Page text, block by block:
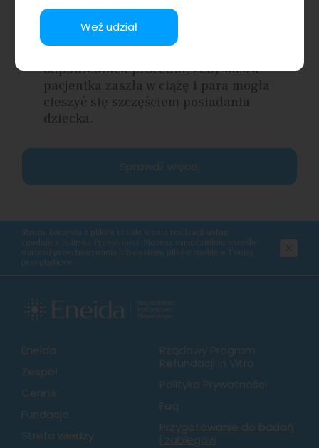
Idea kliniki
odpowiednich procedur, żeby nasza
pacjentka zaszła w ciążę i para mogła
cieszyć się szczęściem posiadania
dziecka.
Sprawdź więcej
Strona korzysta z plików cookie w celu realizacji usług
zgodnie z Polityką Prywatności . Możesz samodzielnie określić
warunki przechowywania lub dostępu plików cookie w Twojej
przeglądarce.
Eneida
Zespół
Cennik
Fundacja
Strefa wiedzy
Rządowy Program
Refundacji In Vitro
Polityka Prywatności
Faq
Przygotowanie do badań
i zabiegów
Weź udział